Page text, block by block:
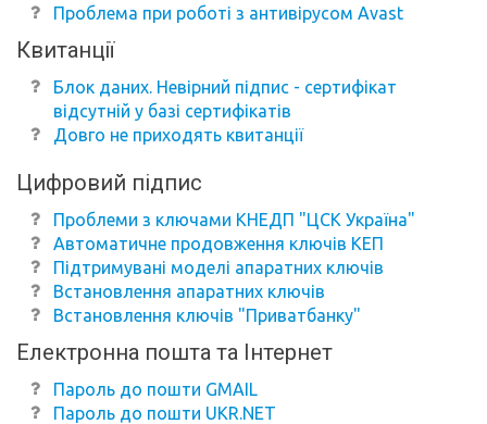
Проблема при роботі з антивірусом Avast
Квитанції
Блок даних. Невірний підпис - сертифікат
відсутній у базі сертифікатів
Довго не приходять квитанції
Цифровий підпис
Проблеми з ключами КНЕДП "ЦСК Україна"
Автоматичне продовження ключів КЕП
Підтримувані моделі апаратних ключів
Встановлення апаратних ключів
Встановлення ключів "Приватбанку"
Електронна пошта та Інтернет
Пароль до пошти GMAIL
Пароль до пошти UKR.NET